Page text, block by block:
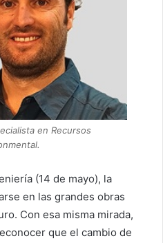
en Recursos
(14 de mayo), la
en las grandes obras
Con esa misma mirada,
que el cambio de